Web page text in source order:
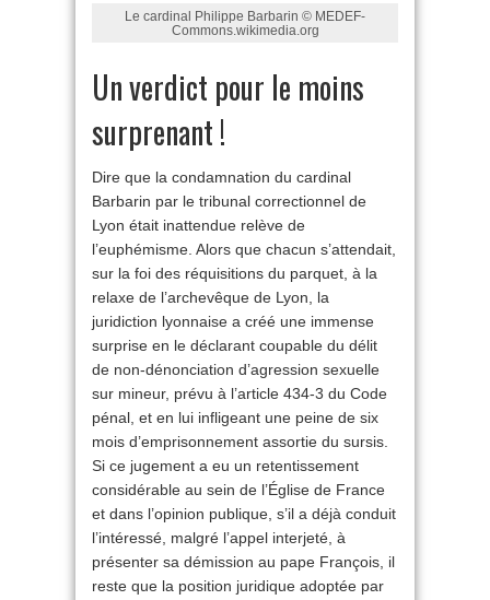
Le cardinal Philippe Barbarin © MEDEF-
Commons.wikimedia.org
Un verdict pour le moins
surprenant !
Dire que la condamnation du cardinal
Barbarin par le tribunal correctionnel de
Lyon était inattendue relève de
l’euphémisme. Alors que chacun s’attendait,
sur la foi des réquisitions du parquet, à la
relaxe de l’archevêque de Lyon, la
juridiction lyonnaise a créé une immense
surprise en le déclarant coupable du délit
de non-dénonciation d’agression sexuelle
sur mineur, prévu à l’article 434-3 du Code
pénal, et en lui infligeant une peine de six
mois d’emprisonnement assortie du sursis.
Si ce jugement a eu un retentissement
considérable au sein de l’Église de France
et dans l’opinion publique, s’il a déjà conduit
l’intéressé, malgré l’appel interjeté, à
présenter sa démission au pape François, il
reste que la position juridique adoptée par